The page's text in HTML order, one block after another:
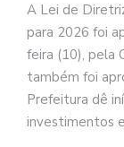
A Lei de
para 2026 foi
feira (10), pela
também foi
Prefeitura dê
investimentos